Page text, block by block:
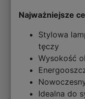
Najważniejsze
Stylowa
tęczy
Wysokość
Idealna do